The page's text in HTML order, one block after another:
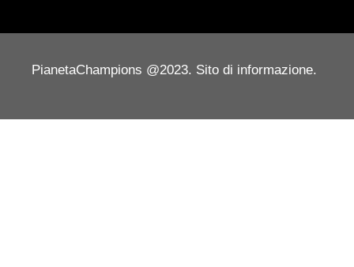
PianetaChampions @2023. Sito di informazione.